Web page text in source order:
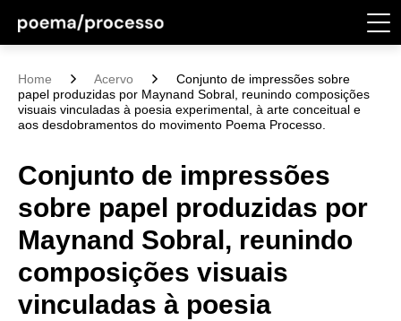
Home Acervo
Conjunto de impressões sobre
papel produzidas por Maynand Sobral, reunindo composições
visuais vinculadas à poesia experimental, à arte conceitual e
aos desdobramentos do movimento Poema Processo.
Conjunto de impressões
sobre papel produzidas por
Maynand Sobral, reunindo
composições visuais
vinculadas à poesia